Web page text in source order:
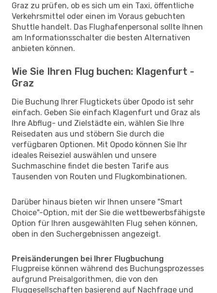
Graz zu prüfen, ob es sich um ein Taxi, öffentliche
Verkehrsmittel oder einen im Voraus gebuchten
Shuttle handelt. Das Flughafenpersonal sollte Ihnen
am Informationsschalter die besten Alternativen
anbieten können.
Wie Sie Ihren Flug buchen: Klagenfurt -
Graz
Die Buchung Ihrer Flugtickets über Opodo ist sehr
einfach. Geben Sie einfach Klagenfurt und Graz als
Ihre Abflug- und Zielstädte ein, wählen Sie Ihre
Reisedaten aus und stöbern Sie durch die
verfügbaren Optionen. Mit Opodo können Sie Ihr
ideales Reiseziel auswählen und unsere
Suchmaschine findet die besten Tarife aus
Tausenden von Routen und Flugkombinationen.
Darüber hinaus bieten wir Ihnen unsere "Smart
Choice"-Option, mit der Sie die wettbewerbsfähigste
Option für Ihren ausgewählten Flug sehen können,
oben in den Suchergebnissen angezeigt.
Preisänderungen bei Ihrer Flugbuchung
Flugpreise können während des Buchungsprozesses
aufgrund Preisalgorithmen, die von den
Fluggesellschaften basierend auf Nachfrage und